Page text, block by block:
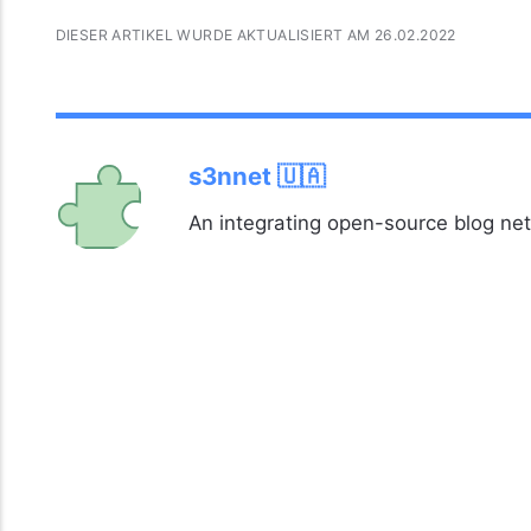
DIESER ARTIKEL WURDE AKTUALISIERT AM 26.02.2022
s3nnet 🇺🇦
An integrating open-source blog